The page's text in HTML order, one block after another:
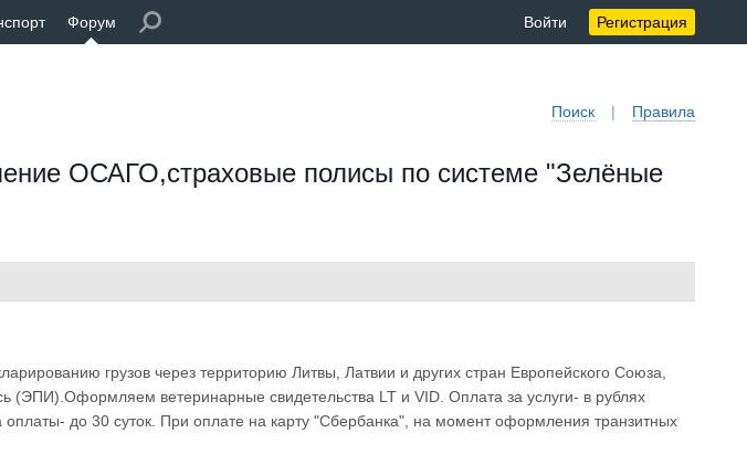
Форум Войти Регистрация
Поиск | Правила
ОСАГО,страховые полисы по системе "Зелёные
грузов через территорию Литвы, Латвии и других стран Европейского Союза,
(ЭПИ).Оформляем ветеринарные свидетельства LT и VID. Оплата за услуги- в рублях
до 30 суток. При оплате на карту "Сбербанка", на момент оформления транзитных